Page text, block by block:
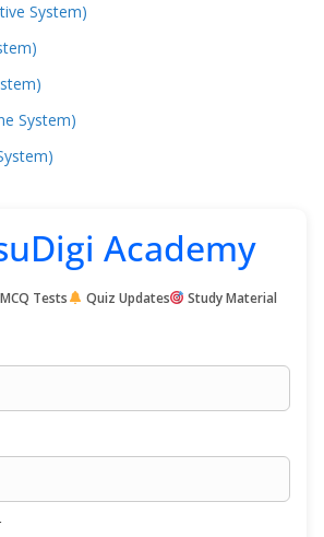
System)
System)
Academy
MCQ Tests Quiz Updates Study Material